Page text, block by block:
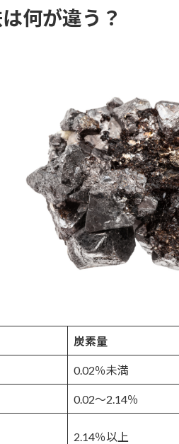
何が違う？
炭素量
0.02％未満
0.02〜2.14％
2.14％以上